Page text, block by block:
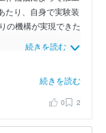
たり、自身で実験装
の機構が実現できた
、モノづくりとエン
ります。自身が設計
り、生活を豊かに
人々の暮らしに貢献
続きを読む
続きを読む
0 2